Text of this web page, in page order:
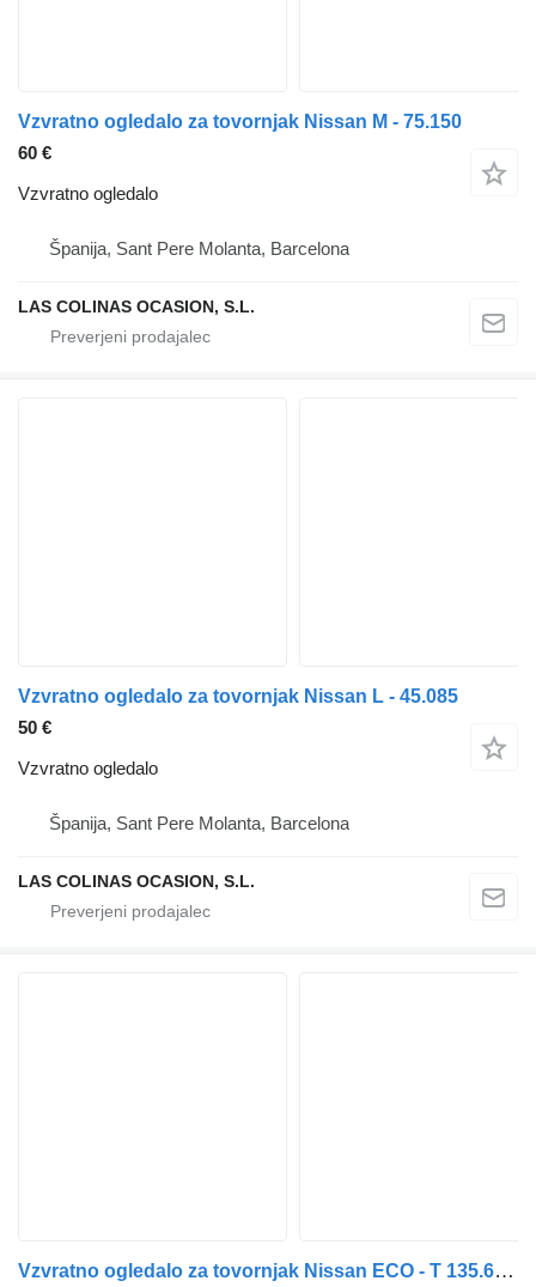
Vzvratno ogledalo za tovornjak Nissan M - 75.150
60 €
Vzvratno ogledalo
Španija, Sant Pere Molanta, Barcelona
LAS COLINAS OCASION, S.L.
Vzvratno ogledalo za tovornjak Nissan L - 45.085
50 €
Vzvratno ogledalo
Španija, Sant Pere Molanta, Barcelona
LAS COLINAS OCASION, S.L.
Vzvratno ogledalo za tovornjak Nissan ECO - T 135.60/100 KW/E2